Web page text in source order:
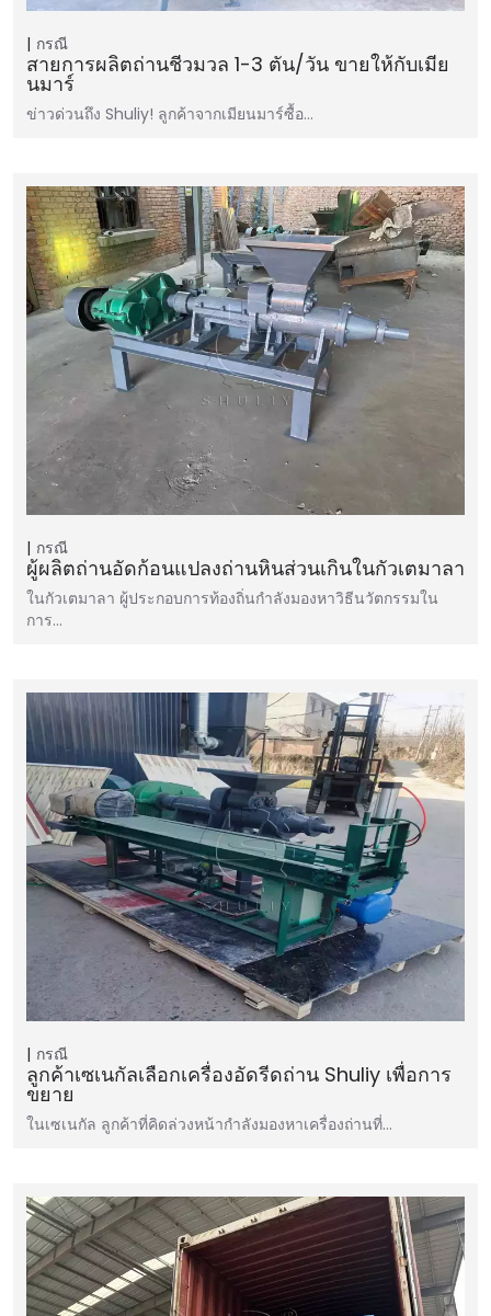
กรณี
สายการผลิตถ่านชีวมวล 1-3 ตัน/วัน ขายให้กับเมีย
นมาร์
ข่าวด่วนถึง Shuliy! ลูกค้าจากเมียนมาร์ซื้อ…
กรณี
ผู้ผลิตถ่านอัดก้อนแปลงถ่านหินส่วนเกินในกัวเตมาลา
ในกัวเตมาลา ผู้ประกอบการท้องถิ่นกำลังมองหาวิธีนวัตกรรมใน
การ…
กรณี
ลูกค้าเซเนกัลเลือกเครื่องอัดรีดถ่าน Shuliy เพื่อการ
ขยาย
ในเซเนกัล ลูกค้าที่คิดล่วงหน้ากำลังมองหาเครื่องถ่านที่…